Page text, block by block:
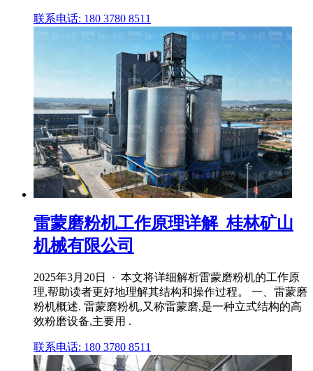
联系电话: 180 3780 8511
雷蒙磨粉机工作原理详解_桂林矿山
机械有限公司
2025年3月20日 · 本文将详细解析雷蒙磨粉机的工作原
理,帮助读者更好地理解其结构和操作过程。 一、雷蒙磨
粉机概述. 雷蒙磨粉机,又称雷蒙磨,是一种立式结构的高
效粉磨设备,主要用 .
联系电话: 180 3780 8511